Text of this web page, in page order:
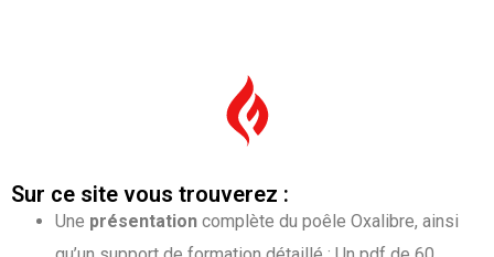
Sur ce site vous trouverez :
Une présentation complète du poêle Oxalibre, ainsi